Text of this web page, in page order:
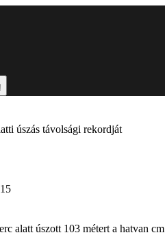
úszás távolsági rekordját
alatt úszott 103 métert a hatvan